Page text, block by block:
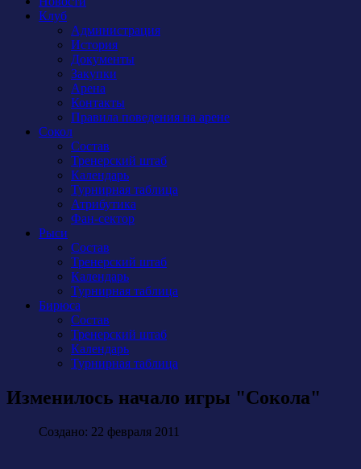
Клуб
Администрация
История
Документы
Закупки
Арена
Контакты
Правила поведения на арене
Сокол
Состав
Тренерский штаб
Календарь
Турнирная таблица
Атрибутика
Фан-сектор
Рыси
Состав
Тренерский штаб
Календарь
Турнирная таблица
Бирюса
Состав
Тренерский штаб
Календарь
Турнирная таблица
Изменилось начало игры "Сокола"
Создано: 22 февраля 2011